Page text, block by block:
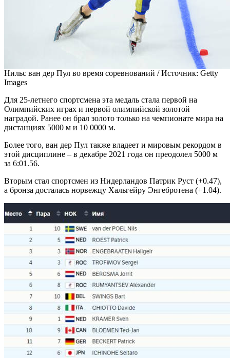
Нильс ван дер Пул во время соревнований /Источник: Getty
Images
Для 25-летнего спортсмена эта медаль стала первой на
Олимпийских играх и первой олимпийской золотой
наградой. Ранее он брал золото только на чемпионате мира на
дистанциях 5000 м и 10 0000 м.
Более того, ван дер Пул также владеет и мировым рекордом в
этой дисциплине – в декабре 2021 года он преодолел 5000 м
за 6:01.56.
Вторым стал спортсмен из Нидерландов Патрик Руст (+0.47),
а бронза досталась норвежцу Хальгейру Энгебротена (+1.04).